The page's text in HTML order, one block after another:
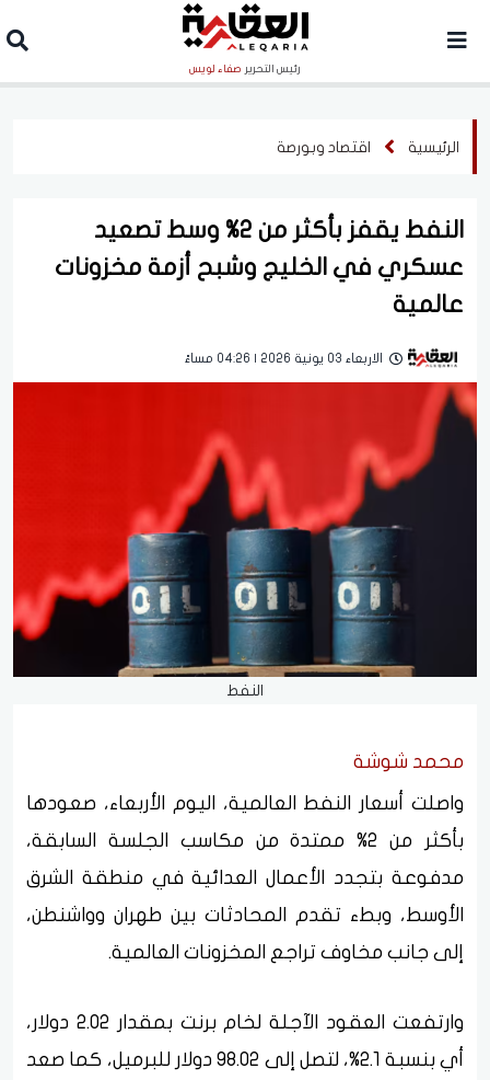
رئيس التحرير صفاء لويس
الرئيسية اقتصاد وبورصة
النفط يقفز بأكثر من 2% وسط تصعيد
عسكري في الخليج وشبح أزمة مخزونات
عالمية
الاربعاء 03 يونية 2026 | 04:26 مساءً
النفط
محمد شوشة
واصلت أسعار النفط العالمية، اليوم الأربعاء، صعودها
بأكثر من 2% ممتدة من مكاسب الجلسة السابقة،
مدفوعة بتجدد الأعمال العدائية في منطقة الشرق
الأوسط، وبطء تقدم المحادثات بين طهران وواشنطن،
إلى جانب مخاوف تراجع المخزونات العالمية.
وارتفعت العقود الآجلة لخام برنت بمقدار 2.02 دولار،
أي بنسبة 2.1%، لتصل إلى 98.02 دولار للبرميل، كما صعد